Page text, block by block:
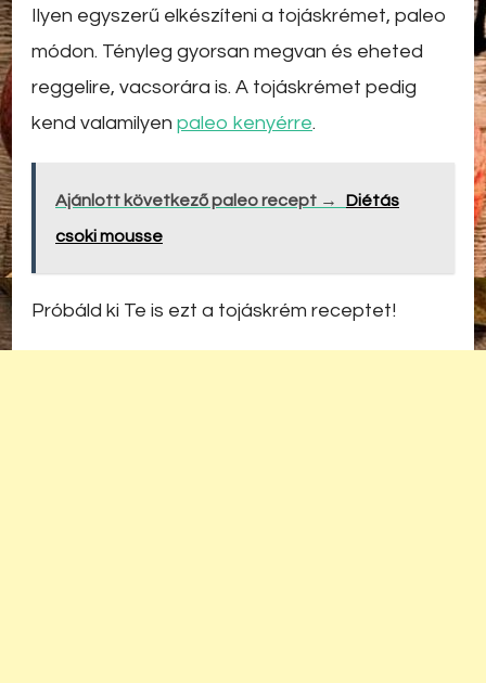
Ilyen egyszerű elkészíteni a tojáskrémet, paleo
módon. Tényleg gyorsan megvan és eheted
reggelire, vacsorára is. A tojáskrémet pedig
kend valamilyen paleo kenyérre.
Ajánlott következő paleo recept → Diétás
csoki mousse
Próbáld ki Te is ezt a tojáskrém receptet!